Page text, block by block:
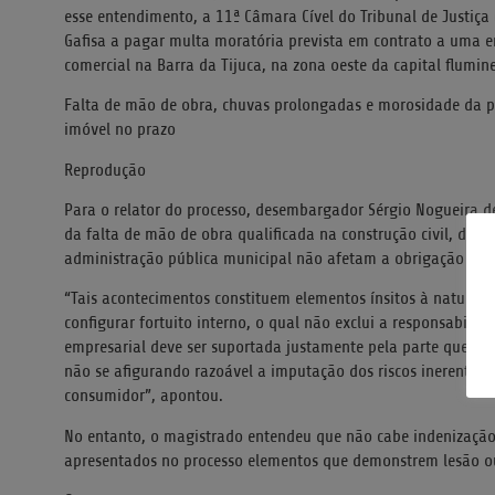
esse entendimento, a 11ª Câmara Cível do Tribunal de
Gafisa a pagar multa moratória prevista em contrato a uma
comercial na Barra da Tijuca, na zona oeste da capital
Falta de mão de obra, chuvas prolongadas e morosidade
imóvel no prazo
Reprodução
Para o relator do processo, desembargador Sérgio Nogueira
da falta de mão de obra qualificada na construção civil, de
administração pública municipal não afetam a obrigação de
“Tais acontecimentos constituem elementos ínsitos à
configurar fortuito interno, o qual não exclui a
empresarial deve ser suportada justamente pela parte que
não se afigurando razoável a imputação dos riscos inerentes
consumidor”, apontou.
No entanto, o magistrado entendeu que não cabe
apresentados no processo elementos que demonstrem lesão